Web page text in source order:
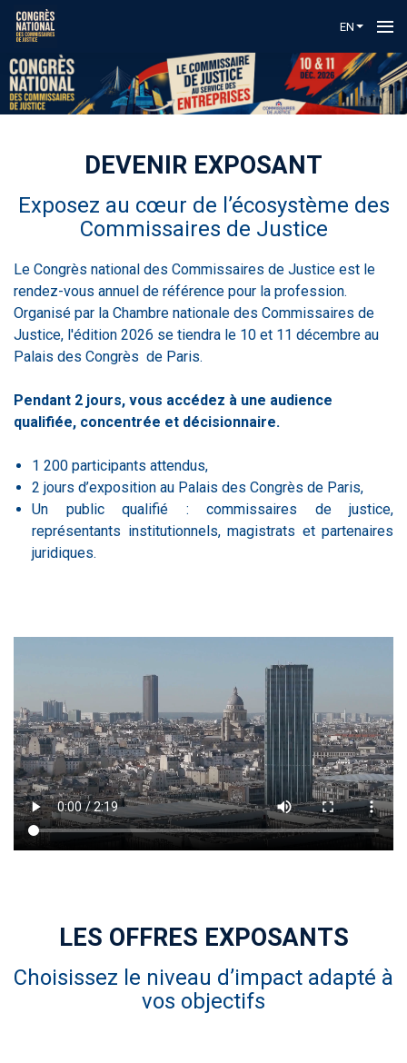
EN
DEVENIR EXPOSANT
Exposez au cœur de l’écosystème des
Commissaires de Justice
Le Congrès national des Commissaires de Justice est le
rendez-vous annuel de référence pour la profession.
Organisé par la Chambre nationale des Commissaires de
Justice, l'édition 2026 se tiendra le 10 et 11 décembre au
Palais des Congrès de Paris.
Pendant 2 jours, vous accédez à une audience
qualifiée, concentrée et décisionnaire.
1 200 participants attendus,
2 jours d’exposition au Palais des Congrès de Paris,
Un public qualifié : commissaires de justice,
représentants institutionnels, magistrats et partenaires
juridiques.
LES OFFRES EXPOSANTS
Choisissez le niveau d’impact adapté à
vos objectifs